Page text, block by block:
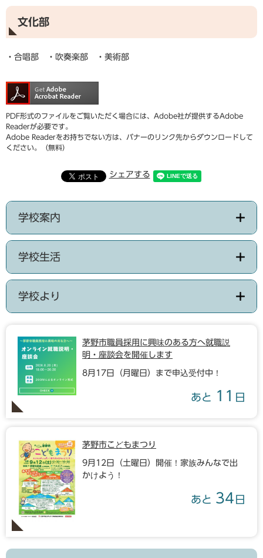
文化部
・合唱部 ・吹奏楽部 ・美術部
PDF形式のファイルをご覧いただく場合には、Adobe社が提供するAdobe
Readerが必要です。
Adobe Readerをお持ちでない方は、バナーのリンク先からダウンロードして
ください。（無料）
シェアする
学校案内
学校生活
学校より
茅野市職員採用に興味のある方へ就職説
明・座談会を開催します
8月17日（月曜日）まで申込受付中！
あと 11 日
茅野市こどもまつり
9月12日（土曜日）開催！家族みんなで出
かけよう！
あと 34 日